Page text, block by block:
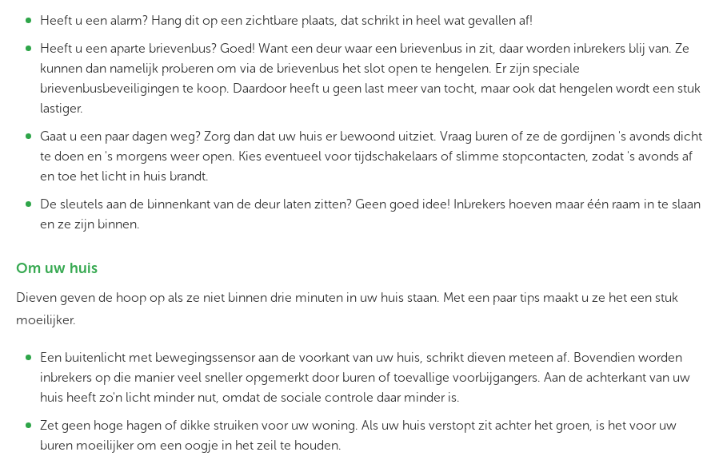
Heeft u een alarm? Hang dit op een zichtbare plaats, dat schrikt in heel wat gevallen af!
Heeft u een aparte brievenbus? Goed! Want een deur waar een brievenbus in zit, daar worden inbrekers blij van. Ze
kunnen dan namelijk proberen om via de brievenbus het slot open te hengelen. Er zijn speciale
brievenbusbeveiligingen te koop. Daardoor heeft u geen last meer van tocht, maar ook dat hengelen wordt een stuk
lastiger.
Gaat u een paar dagen weg? Zorg dan dat uw huis er bewoond uitziet. Vraag buren of ze de gordijnen 's avonds dicht
te doen en 's morgens weer open. Kies eventueel voor tijdschakelaars of slimme stopcontacten, zodat 's avonds af
en toe het licht in huis brandt.
De sleutels aan de binnenkant van de deur laten zitten? Geen goed idee! Inbrekers hoeven maar één raam in te slaan
en ze zijn binnen.
Om uw huis
Dieven geven de hoop op als ze niet binnen drie minuten in uw huis staan. Met een paar tips maakt u ze het een stuk
moeilijker.
Een buitenlicht met bewegingssensor aan de voorkant van uw huis, schrikt dieven meteen af. Bovendien worden
inbrekers op die manier veel sneller opgemerkt door buren of toevallige voorbijgangers. Aan de achterkant van uw
huis heeft zo'n licht minder nut, omdat de sociale controle daar minder is.
Zet geen hoge hagen of dikke struiken voor uw woning. Als uw huis verstopt zit achter het groen, is het voor uw
buren moeilijker om een oogje in het zeil te houden.